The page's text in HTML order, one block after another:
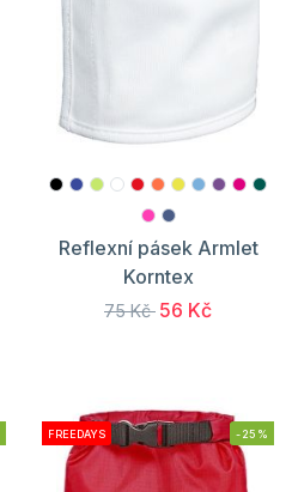
Reflexní pásek Armlet
Korntex
75 Kč 56 Kč
FREEDAYS -25%